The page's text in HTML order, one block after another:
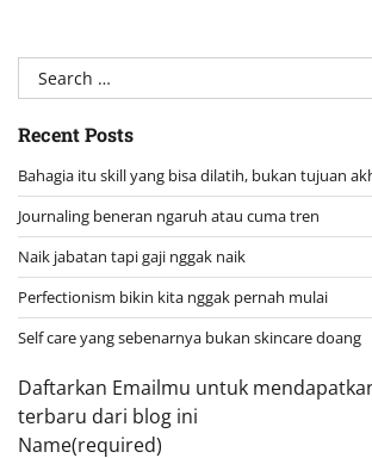
Search
for:
Recent Posts
Bahagia itu skill yang bisa dilatih, bukan tujuan
Journaling beneran ngaruh atau cuma tren
Naik jabatan tapi gaji nggak naik
Perfectionism bikin kita nggak pernah mulai
Self care yang sebenarnya bukan skincare doang
Daftarkan Emailmu untuk
terbaru dari blog ini
Name(required)